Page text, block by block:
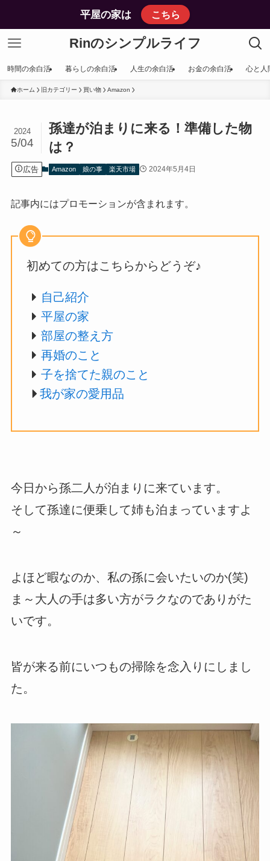
平屋の家は こちら
Rinのシンプルライフ
時間の余白活 暮らしの余白活 人生の余白活 お金の余白活 心と人
ホーム 旧カテゴリー 買い物 Amazon
孫達が泊まりに来る！準備した物
は？
2024
5/04
広告 Amazon 娘の事 楽天市場 2024年5月4日
記事内にはプロモーションが含まれます。
初めての方はこちらからどうぞ♪
自己紹介
平屋の家
部屋の整え方
再婚のこと
子を捨てた親のこと
我が家の愛用品
今日から孫二人が泊まりに来ています。
そして孫達に便乗して姉も泊まっていますよ
～
よほど暇なのか、私の孫に会いたいのか(笑)
ま～大人の手は多い方がラクなのでありがた
いです。
皆が来る前にいつもの掃除を念入りにしまし
た。